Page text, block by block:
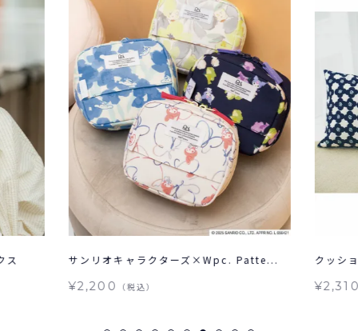
ス サンリオキャラクターズ×Wpc. Patte...
¥2,200 （税込）
クッシ